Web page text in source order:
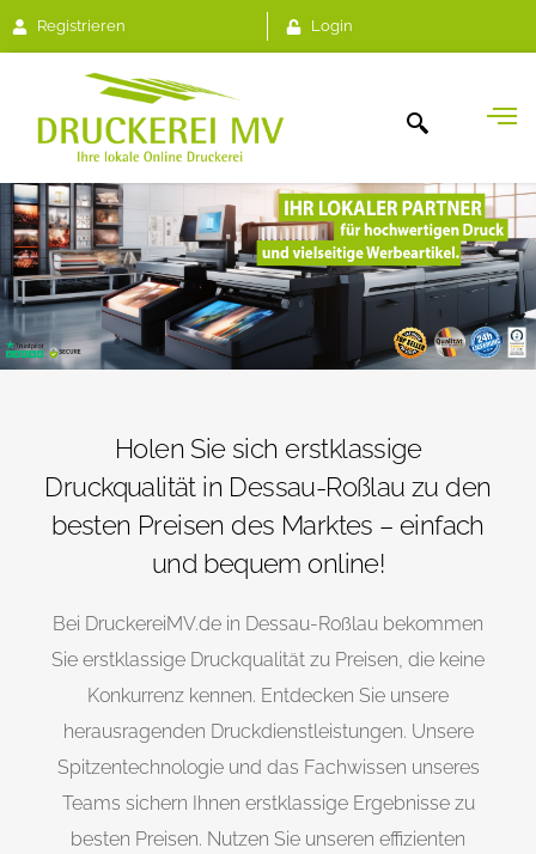
Registrieren Login
Holen Sie sich erstklassige
Druckqualität in Dessau-Roßlau zu den
besten Preisen des Marktes – einfach
und bequem online!
Bei DruckereiMV.de in Dessau-Roßlau bekommen
Sie erstklassige Druckqualität zu Preisen, die keine
Konkurrenz kennen. Entdecken Sie unsere
herausragenden Druckdienstleistungen. Unsere
Spitzentechnologie und das Fachwissen unseres
Teams sichern Ihnen erstklassige Ergebnisse zu
besten Preisen. Nutzen Sie unseren effizienten